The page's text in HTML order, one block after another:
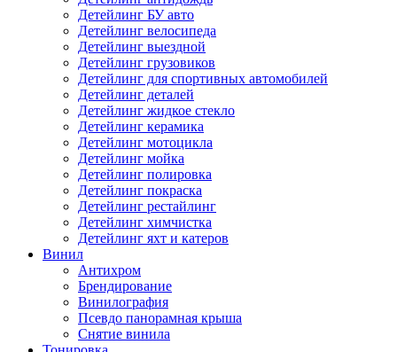
Детейлинг БУ авто
Детейлинг велосипеда
Детейлинг выездной
Детейлинг грузовиков
Детейлинг для спортивных автомобилей
Детейлинг деталей
Детейлинг жидкое стекло
Детейлинг керамика
Детейлинг мотоцикла
Детейлинг мойка
Детейлинг полировка
Детейлинг покраска
Детейлинг рестайлинг
Детейлинг химчистка
Детейлинг яхт и катеров
Винил
Антихром
Брендирование
Винилография
Псевдо панорамная крыша
Снятие винила